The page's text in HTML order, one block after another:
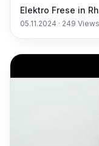
Elektro Frese in
05.11.2024 · 249 Views